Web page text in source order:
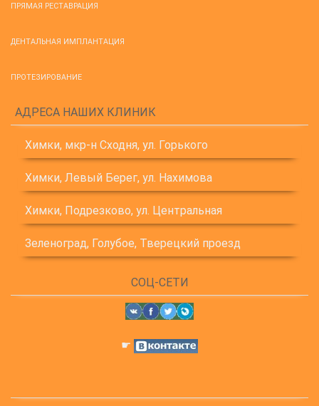
ПРЯМАЯ РЕСТАВРАЦИЯ
ДЕНТАЛЬНАЯ ИМПЛАНТАЦИЯ
ПРОТЕЗИРОВАНИЕ
АДРЕСА НАШИХ КЛИНИК
Химки, мкр-н Сходня, ул. Горького
Химки, Левый Берег, ул. Нахимова
Химки, Подрезково, ул. Центральная
Зеленоград, Голубое, Тверецкий проезд
СОЦ-СЕТИ
☛